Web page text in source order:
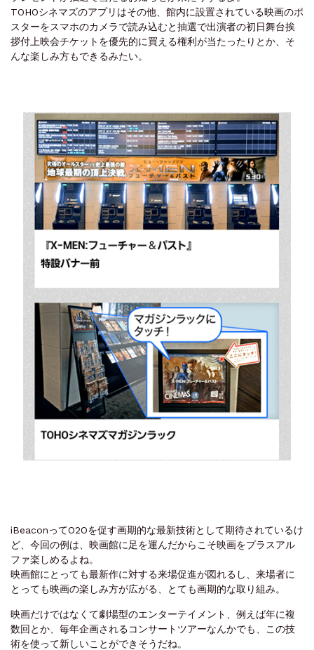
TOHOシネマズのアプリはその他、館内に設置されている映画のポ
スターをスマホのカメラで読み込むと抽選で出演者の初日舞台挨
拶付上映会チケットを優先的に買える権利が当たったりとか、そ
んな楽しみ方もできるみたい。
iBeaconってO2Oを促す画期的な最新技術として期待されているけ
ど、今回の例は、映画館に足を運んだからこそ映画をプラスアル
ファ楽しめるよね。
映画館にとっても最新作に対する来場促進が図れるし、来場者に
とっても映画の楽しみ方が広がる、とても画期的な取り組み。
映画だけではなくて劇場型のエンターテイメント、例えば年に複
数回とか、毎年企画されるコンサートツアーなんかでも、この技
術を使って新しいことができそうだね。